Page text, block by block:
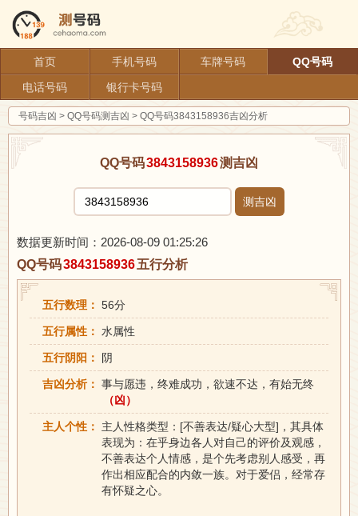
首页 手机号码 车牌号码
QQ号码
电话号码
银行卡号码
号码吉凶 > QQ号码测吉凶 > QQ号码3843158936吉凶分析
QQ号码3843158936测吉凶
测吉凶
数据更新时间：2026-08-09 01:25:26
QQ号码3843158936五行分析
五行数理： 56分
五行属性： 水属性
五行阴阳： 阴
吉凶分析： 事与愿违，终难成功，欲速不达，有始无终
（凶）
主人个性：
主人性格类型：[不善表达/疑心大型]，其具体
表现为：在乎身边各人对自己的评价及观感，
不善表达个人情感，是个先考虑别人感受，再
作出相应配合的内敛一族。对于爱侣，经常存
有怀疑之心。